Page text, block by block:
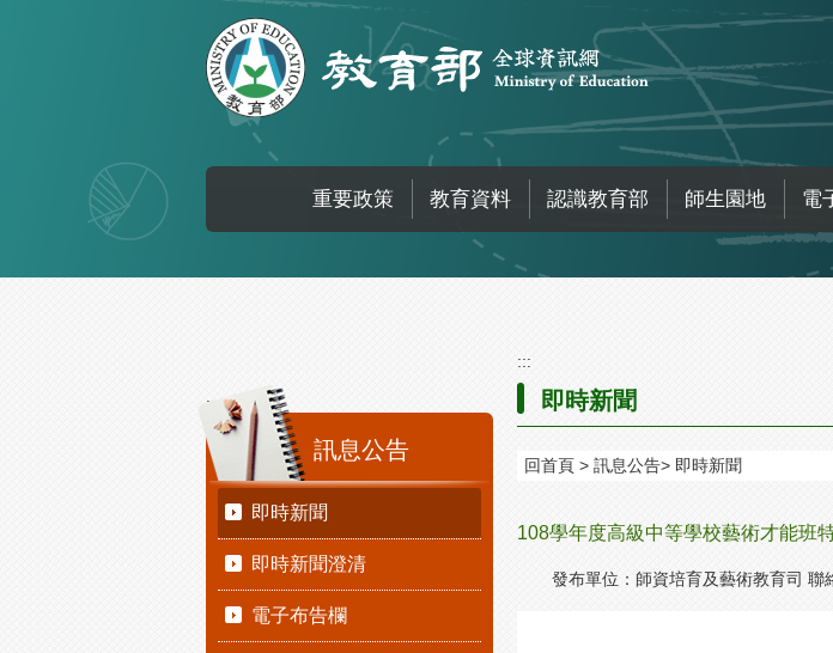
重要政策 教育資料 認識教育部 師生園地 電
:::
訊息公告
即時新聞
即時新聞澄清
電子布告欄
:::
即時新聞
回首頁 訊息公告 即時新聞
108學年度高級中等學校藝術才能班
發布單位：師資培育及藝術教育司